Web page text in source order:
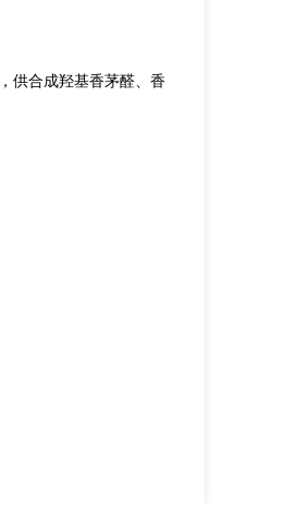
供合成羟基香茅醛、香